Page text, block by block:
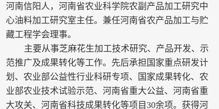
河南信阳人，河南省农业科学院农副产品加工研究中
心油料加工研究室主任。兼任河南省农产品加工与贮
藏工程学会理事。
主要从事芝麻花生加工技术研究、产品开发、示
范推广及成果转化等工作。先后承担国家重点研发计
划、农业部公益性行业科研专项、国家成果转化、农
业部农业技术试验示范、河南省重大公益、河南省重
大攻关、河南省科技成果转化等项目30余项。获得河